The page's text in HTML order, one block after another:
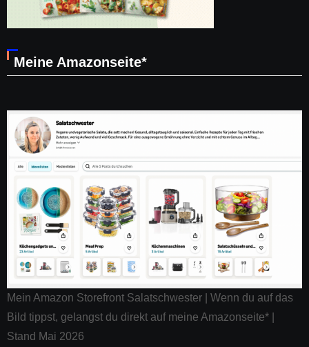
Meine Amazonseite*
Mein Amazon Storefront Salatschwester | Wenn du auf das
Bild tippst, gelangst du direkt auf meine Amazonseite* |
Stand Mai 2026